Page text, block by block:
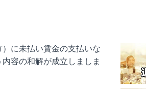
に未払い賃金の支払いな
容の和解が成立しましま